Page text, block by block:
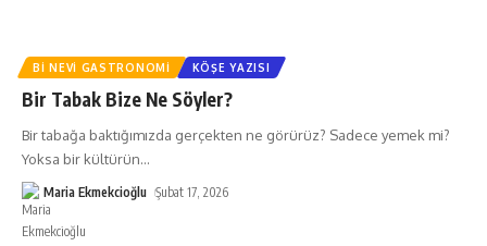
BI NEVI GASTRONOMI KÖŞE YAZISI
Bir Tabak Bize Ne Söyler?
Bir tabağa baktığımızda gerçekten ne görürüz? Sadece yemek mi?
Yoksa bir kültürün…
Maria Ekmekcioğlu Şubat 17, 2026